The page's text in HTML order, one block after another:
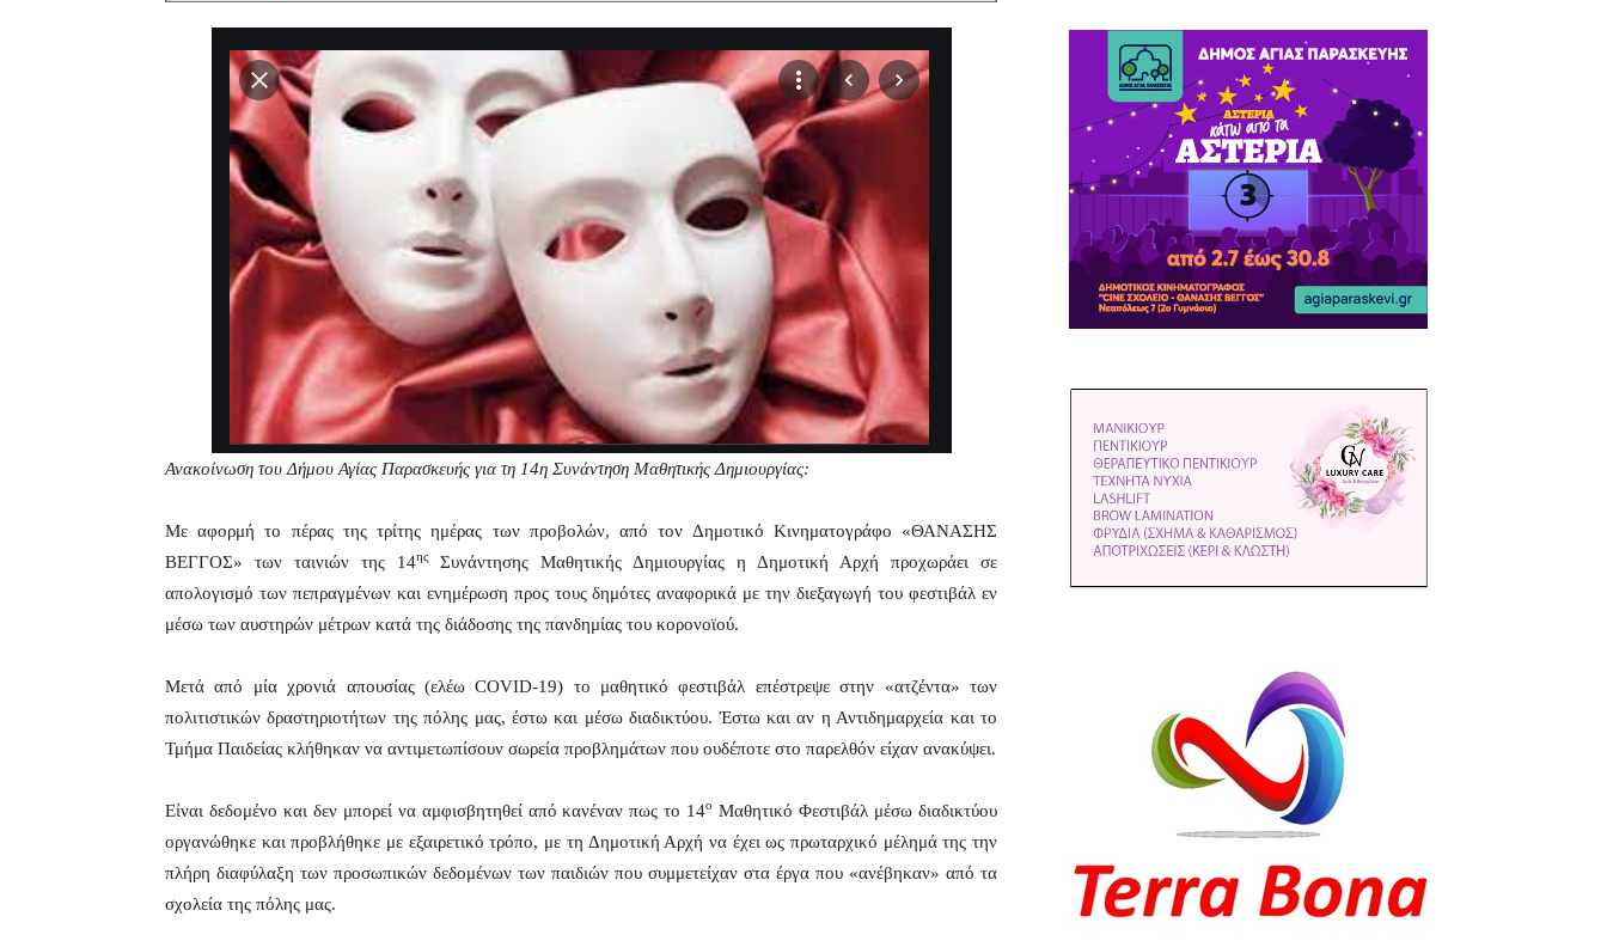
Ανακοίνωση του Δήμου Αγίας Παρασκευής για τη 14η Συνάντηση Μαθητικής Δημιουργίας:
Με αφορμή το πέρας της τρίτης ημέρας των προβολών, από τον Δημοτικό Κινηματογράφο «ΘΑΝΑΣΗΣ
ΒΕΓΓΟΣ» των ταινιών της 14ηςΣυνάντησης Μαθητικής Δημιουργίας η Δημοτική Αρχή προχωράει σε
απολογισμό των πεπραγμένων και ενημέρωση προς τους δημότες αναφορικά με την διεξαγωγή του φεστιβάλ εν
μέσω των αυστηρών μέτρων κατά της διάδοσης της πανδημίας του κορονοϊού.
Μετά από μία χρονιά απουσίας (ελέω COVID-19) το μαθητικό φεστιβάλ επέστρεψε στην «ατζέντα» των
πολιτιστικών δραστηριοτήτων της πόλης μας, έστω και μέσω διαδικτύου. Έστω και αν η Αντιδημαρχεία και το
Τμήμα Παιδείας κλήθηκαν να αντιμετωπίσουν σωρεία προβλημάτων που ουδέποτε στο παρελθόν είχαν ανακύψει.
Είναι δεδομένο και δεν μπορεί να αμφισβητηθεί από κανέναν πως το 14ο Μαθητικό Φεστιβάλ μέσω διαδικτύου
οργανώθηκε και προβλήθηκε με εξαιρετικό τρόπο, με τη Δημοτική Αρχή να έχει ως πρωταρχικό μέλημά της την
πλήρη διαφύλαξη των προσωπικών δεδομένων των παιδιών που συμμετείχαν στα έργα που «ανέβηκαν» από τα
σχολεία της πόλης μας.